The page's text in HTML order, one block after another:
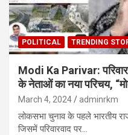
POLITICAL TRENDING
Modi Ka Parivar:
के नेताओं का नया परिचय,
March 4, 2024 adminrkm
लोकसभा चुनाव के पहले भारतीय
जिसमें परिवारवाद पर…